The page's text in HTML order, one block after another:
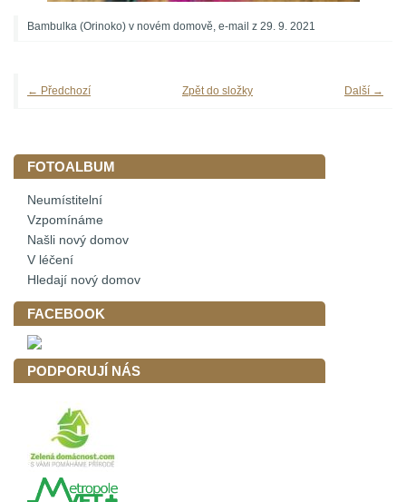
Bambulka (Orinoko) v novém domově, e-mail z 29. 9. 2021
← Předchozí Další →
Zpět do složky
FOTOALBUM
Neumístitelní
Vzpomínáme
Našli nový domov
V léčení
Hledají nový domov
FACEBOOK
PODPORUJÍ NÁS